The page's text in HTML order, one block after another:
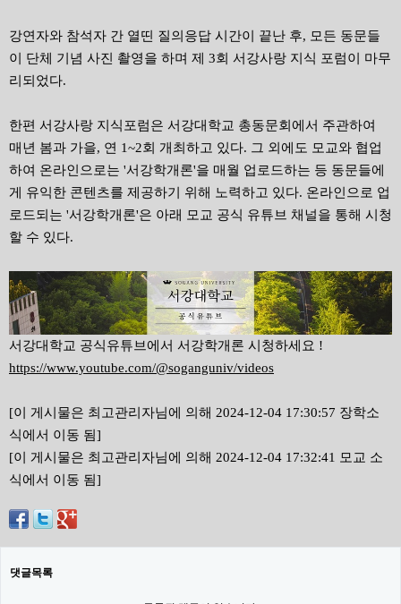
강연자와 참석자 간 열띤 질의응답 시간이 끝난 후, 모든 동문들
이 단체 기념 사진 촬영을 하며 제 3회 서강사랑 지식 포럼이 마무
리되었다.
한편 서강사랑 지식포럼은 서강대학교 총동문회에서 주관하여
매년 봄과 가을, 연 1~2회 개최하고 있다. 그 외에도 모교와 협업
하여 온라인으로는 '서강학개론'을 매월 업로드하는 등 동문들에
게 유익한 콘텐츠를 제공하기 위해 노력하고 있다. 온라인으로 업
로드되는 '서강학개론'은 아래 모교 공식 유튜브 채널을 통해 시청
할 수 있다.
서강대학교 공식유튜브에서 서강학개론 시청하세요 !
https://www.youtube.com/@soganguniv/videos
[이 게시물은 최고관리자님에 의해 2024-12-04 17:30:57 장학소
식에서 이동 됨]
[이 게시물은 최고관리자님에 의해 2024-12-04 17:32:41 모교 소
식에서 이동 됨]
댓글목록